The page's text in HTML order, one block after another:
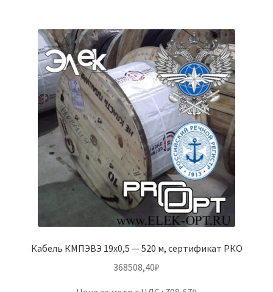
Кабель КМПЭВЭ 19х0,5 — 520 м, сертификат РКО
368508,40₽